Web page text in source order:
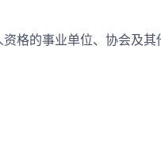
的事业单位、协会及其